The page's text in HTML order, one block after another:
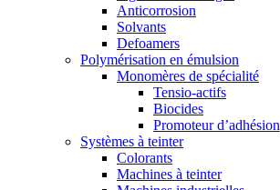
Anticorrosion
Solvants
Defoamers
Polymérisation en émulsion
Monomères de spécialité
Tensio-actifs
Biocides
Promoteur d’adhésion
Systèmes à teinter
Colorants
Machines à teinter